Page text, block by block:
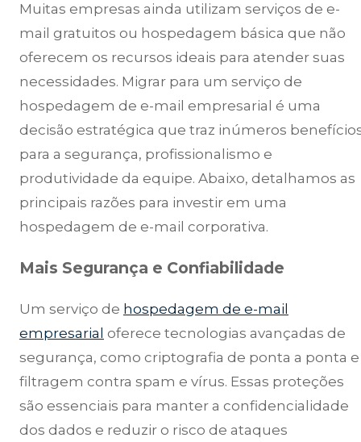
Muitas empresas ainda utilizam serviços de e-
mail gratuitos ou hospedagem básica que não
oferecem os recursos ideais para atender suas
necessidades. Migrar para um serviço de
hospedagem de e-mail empresarial é uma
decisão estratégica que traz inúmeros
para a segurança, profissionalismo e
produtividade da equipe. Abaixo, detalhamos as
principais razões para investir em uma
hospedagem de e-mail corporativa.
Mais Segurança e Confiabilidade
Um serviço de hospedagem de e-mail
empresarial oferece tecnologias avançadas de
segurança, como criptografia de ponta a ponta e
filtragem contra spam e vírus. Essas proteções
são essenciais para manter a confidencialidade
dos dados e reduzir o risco de ataques